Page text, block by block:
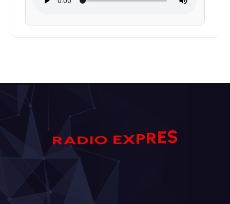
RADIO EXPRES